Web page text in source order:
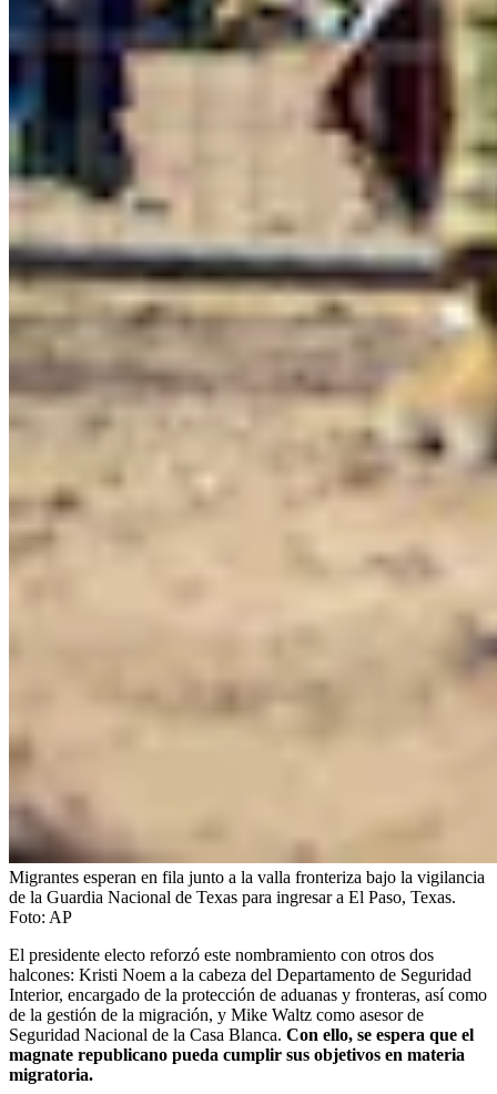
Migrantes esperan en fila junto a la valla fronteriza bajo la vigilancia
de la Guardia Nacional de Texas para ingresar a El Paso, Texas.
Foto: AP
El presidente electo reforzó este nombramiento con otros dos
halcones: Kristi Noem a la cabeza del Departamento de Seguridad
Interior, encargado de la protección de aduanas y fronteras, así como
de la gestión de la migración, y Mike Waltz como asesor de
Seguridad Nacional de la Casa Blanca. Con ello, se espera que el
magnate republicano pueda cumplir sus objetivos en materia
migratoria.